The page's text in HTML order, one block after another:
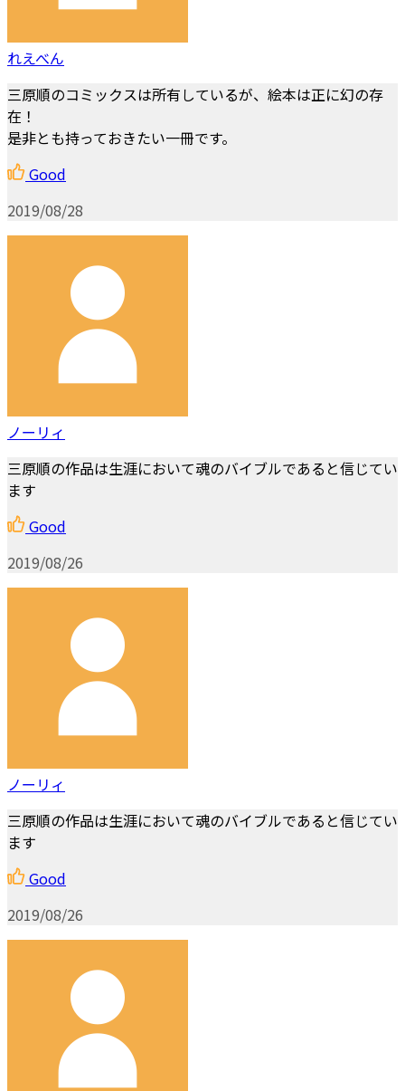
れえべん
三原順のコミックスは所有しているが、絵本は正に幻の存
在！
是非とも持っておきたい一冊です。
Good
2019/08/28
ノーリィ
三原順の作品は生涯において魂のバイブルであると信じてい
ます
Good
2019/08/26
ノーリィ
三原順の作品は生涯において魂のバイブルであると信じてい
ます
Good
2019/08/26